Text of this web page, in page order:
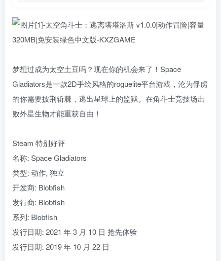
梦想过成为太空土豆吗？现在你的机会来了！Space
Gladiators是一款2D手绘风格的roguelite平台游戏，沦为俘虏
的你需要披荆斩棘，逃出星球上的监狱。在角斗士竞技场击
败外星生物才能重获自由！
Steam 特别好评
名称: Space Gladiators
类型: 动作, 独立
开发商: Blobfish
发行商: Blobfish
系列: Blobfish
发行日期: 2021 年 3 月 10 日 抢先体验
发行日期: 2019 年 10 月 22 日